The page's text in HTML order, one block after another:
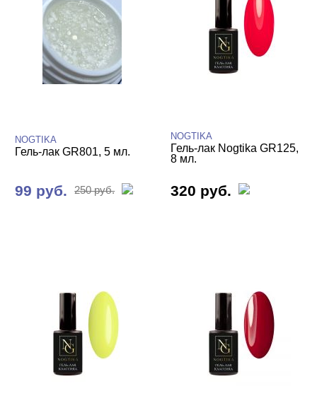
NOGTIKA
Гель-лак GR801, 5 мл.
99 руб. 250 руб.
NOGTIKA
Гель-лак Nogtika GR125,
8 мл.
320 руб.